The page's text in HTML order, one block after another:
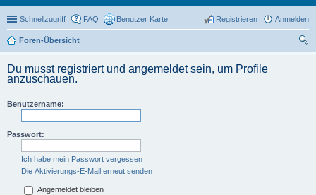
Schnellzugriff FAQ Benutzer Karte Anmelden
Registrieren
Foren-Übersicht
Du musst registriert und angemeldet sein, um Profile
anzuschauen.
Benutzername:
Passwort:
Ich habe mein Passwort vergessen
Die Aktivierungs-E-Mail erneut senden
Angemeldet bleiben